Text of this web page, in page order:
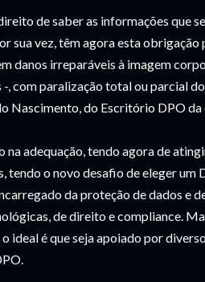
de saber as informações que
sua vez, têm agora esta obrigação
danos irreparáveis à imagem
, com paralização total ou parcial
Nascimento, do Escritório DPO da
adequação, tendo agora de
tendo o novo desafio de eleger um
da proteção de dados e
de direito e compliance.
ideal é que seja apoiado por